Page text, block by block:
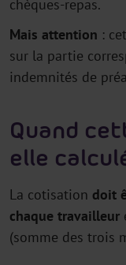
chèques-repas.
Mais attention :
sur la partie
indemnités de
Quand
elle
La cotisation doit
chaque travailleur
(somme des trois